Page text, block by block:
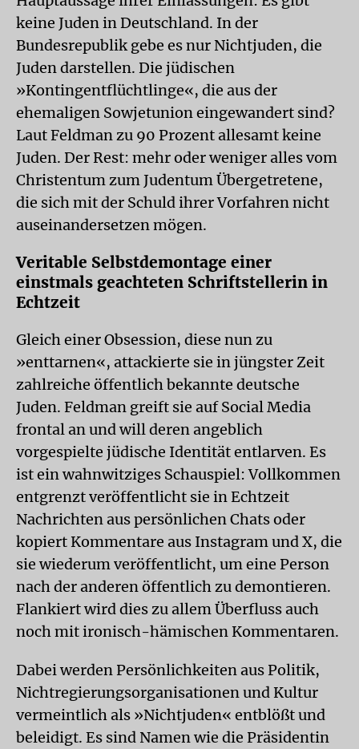
keine Juden in Deutschland. In der
Bundesrepublik gebe es nur Nichtjuden, die
Juden darstellen. Die jüdischen
»Kontingentflüchtlinge«, die aus der
ehemaligen Sowjetunion eingewandert sind?
Laut Feldman zu 90 Prozent allesamt keine
Juden. Der Rest: mehr oder weniger alles vom
Christentum zum Judentum Übergetretene,
die sich mit der Schuld ihrer Vorfahren nicht
auseinandersetzen mögen.
Veritable Selbstdemontage einer
einstmals geachteten Schriftstellerin in
Echtzeit
Gleich einer Obsession, diese nun zu
»enttarnen«, attackierte sie in jüngster Zeit
zahlreiche öffentlich bekannte deutsche
Juden. Feldman greift sie auf Social Media
frontal an und will deren angeblich
vorgespielte jüdische Identität entlarven. Es
ist ein wahnwitziges Schauspiel: Vollkommen
entgrenzt veröffentlicht sie in Echtzeit
Nachrichten aus persönlichen Chats oder
kopiert Kommentare aus Instagram und X, die
sie wiederum veröffentlicht, um eine Person
nach der anderen öffentlich zu demontieren.
Flankiert wird dies zu allem Überfluss auch
noch mit ironisch-hämischen Kommentaren.
Dabei werden Persönlichkeiten aus Politik,
Nichtregierungsorganisationen und Kultur
vermeintlich als »Nichtjuden« entblößt und
beleidigt. Es sind Namen wie die Präsidentin